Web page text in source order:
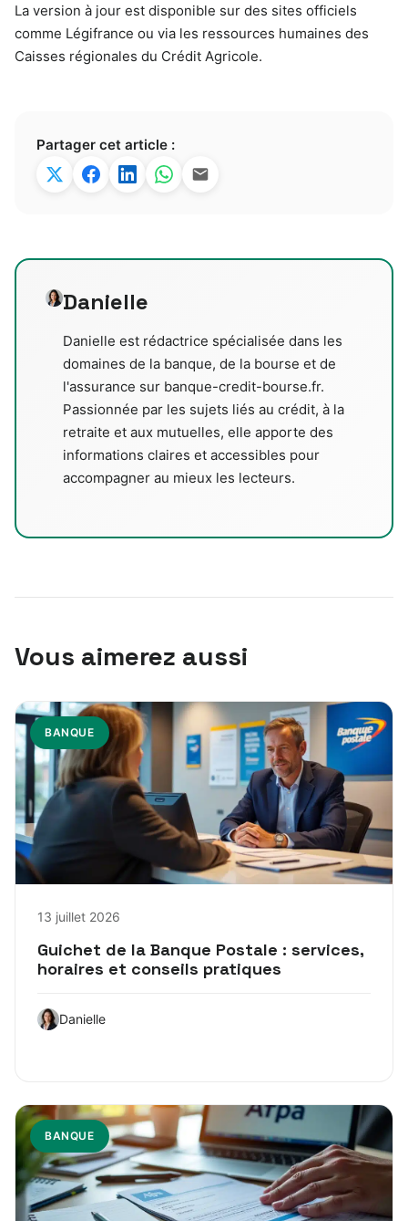
La version à jour est disponible sur des sites officiels
comme Légifrance ou via les ressources humaines des
Caisses régionales du Crédit Agricole.
Partager cet article :
Danielle
Danielle est rédactrice spécialisée dans les
domaines de la banque, de la bourse et de
l'assurance sur banque-credit-bourse.fr.
Passionnée par les sujets liés au crédit, à la
retraite et aux mutuelles, elle apporte des
informations claires et accessibles pour
accompagner au mieux les lecteurs.
Vous aimerez aussi
BANQUE
13 juillet 2026
Guichet de la Banque Postale : services,
horaires et conseils pratiques
Danielle
BANQUE